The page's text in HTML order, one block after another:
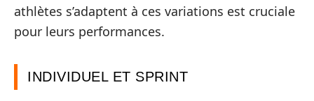
athlètes s’adaptent à ces variations est cruciale
pour leurs performances.
INDIVIDUEL ET SPRINT